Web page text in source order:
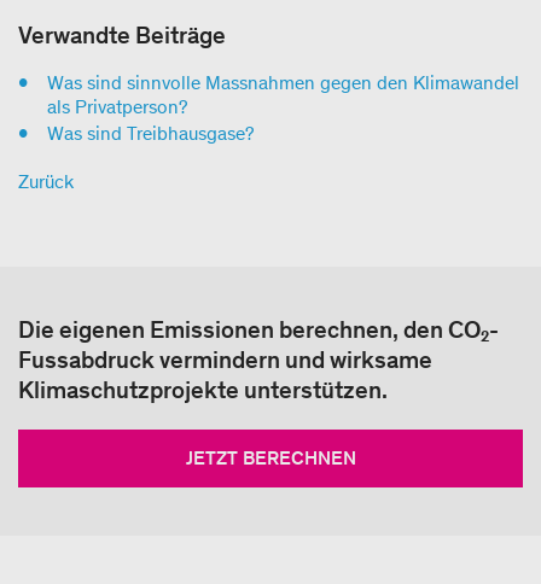
Verwandte Beiträge
Was sind sinnvolle Massnahmen gegen den Klimawandel
als Privatperson?
Was sind Treibhausgase?
Zurück
Die eigenen Emissionen berechnen, den CO₂-
Fussabdruck vermindern und wirksame
Klimaschutzprojekte unterstützen.
JETZT BERECHNEN